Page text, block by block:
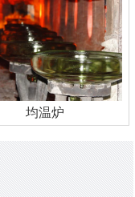
均温炉